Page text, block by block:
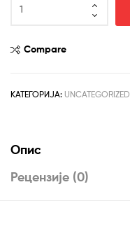
Optix
audio
zaštita
Compare
КАТЕГОРИЈА: UNCATEGORIZED
Опис
Рецензије (0)